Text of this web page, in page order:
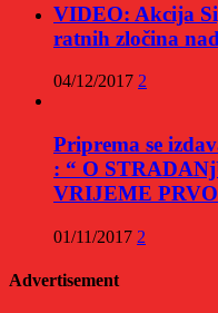
VIDEO: Akcija
ratnih zločina
04/12/2017 2
Priprema se
: “ O
VRIJEME
01/11/2017 2
Advertisement